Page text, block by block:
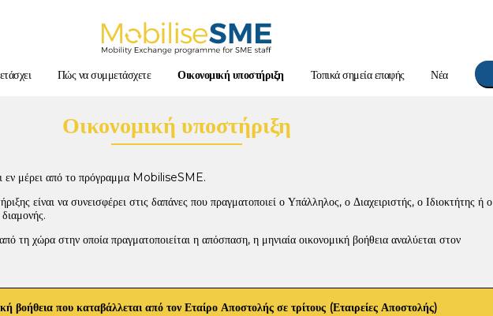
Πώς να συμμετάσχετε Οικονομική υποστήριξη Τοπικά σημεία επαφής Νέα
Οικονομική υποστήριξη
εν μέρει από το πρόγραμμα MobiliseSME.
είναι να συνεισφέρει στις δαπάνες που πραγματοποιεί ο Υπάλληλος, ο Διαχειριστής, ο Ιδιοκτήτης ή ο
τη χώρα στην οποία πραγματοποιείται η απόσπαση, η μηνιαία οικονομική βοήθεια αναλύεται στον
βοήθεια που καταβάλλεται από τον Εταίρο Αποστολής σε τρίτους (Εταιρείες Αποστολής)